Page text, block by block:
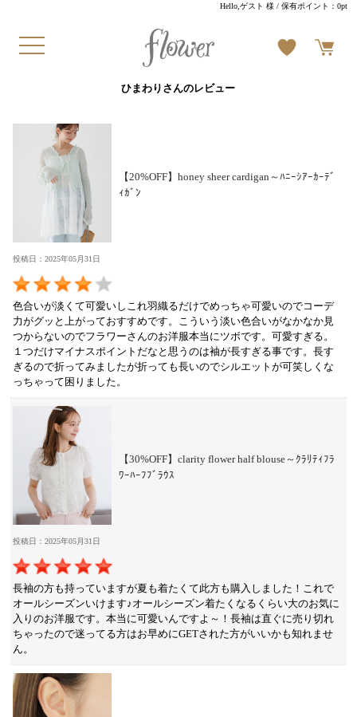
Hello,ゲスト 様 / 保有ポイント：0pt
ひまわりさんのレビュー
【20%OFF】honey sheer cardigan～ﾊﾆｰｼｱｰｶｰﾃﾞ
ｨｶﾞﾝ
投稿日：2025年05月31日
色合いが淡くて可愛いしこれ羽織るだけでめっちゃ可愛いのでコーデ
力がグッと上がっておすすめです。こういう淡い色合いがなかなか見
つからないのでフラワーさんのお洋服本当にツボです。可愛すぎる。
１つだけマイナスポイントだなと思うのは袖が長すぎる事です。長す
ぎるので折ってみましたが折っても長いのでシルエットが可笑しくな
っちゃって困りました。
【30%OFF】clarity flower half blouse～ｸﾗﾘﾃｨﾌﾗ
ﾜｰﾊｰﾌﾌﾞﾗｳｽ
投稿日：2025年05月31日
長袖の方も持っていますが夏も着たくて此方も購入しました！これで
オールシーズンいけます♪オールシーズン着たくなるくらい大のお気に
入りのお洋服です。本当に可愛いんですよ～！長袖は直ぐに売り切れ
ちゃったので迷ってる方はお早めにGETされた方がいいかも知れませ
ん。